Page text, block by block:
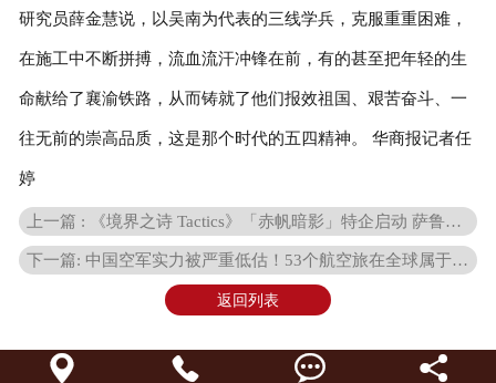
研究员薛金慧说，以吴南为代表的三线学兵，克服重重困难，
在施工中不断拼搏，流血流汗冲锋在前，有的甚至把年轻的生
命献给了襄渝铁路，从而铸就了他们报效祖国、艰苦奋斗、一
往无前的崇高品质，这是那个时代的五四精神。 华商报记者任
婷
上一篇 : 《境界之诗 Tactics》「赤帆暗影」特企启动 萨鲁根四天王「温德尔」登场
下一篇: 中国空军实力被严重低估！53个航空旅在全球属于什么水平？
返回列表
   